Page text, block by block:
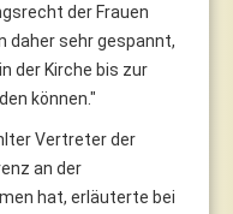
der Frauen
daher sehr gespannt,
der Kirche bis zur
können."
Vertreter der
an der
hat, erläuterte bei